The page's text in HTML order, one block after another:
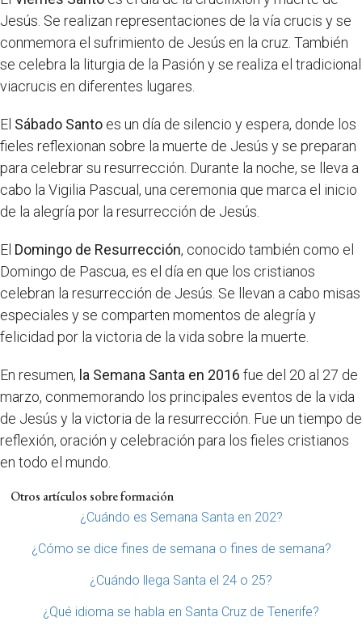
Jesús. Se realizan representaciones de la vía crucis y se
conmemora el sufrimiento de Jesús en la cruz. También
se celebra la liturgia de la Pasión y se realiza el tradicional
viacrucis en diferentes lugares.
El Sábado Santo es un día de silencio y espera, donde los
fieles reflexionan sobre la muerte de Jesús y se preparan
para celebrar su resurrección. Durante la noche, se lleva a
cabo la Vigilia Pascual, una ceremonia que marca el inicio
de la alegría por la resurrección de Jesús.
El Domingo de Resurrección, conocido también como el
Domingo de Pascua, es el día en que los cristianos
celebran la resurrección de Jesús. Se llevan a cabo misas
especiales y se comparten momentos de alegría y
felicidad por la victoria de la vida sobre la muerte.
En resumen, la Semana Santa en 2016 fue del 20 al 27 de
marzo, conmemorando los principales eventos de la vida
de Jesús y la victoria de la resurrección. Fue un tiempo de
reflexión, oración y celebración para los fieles cristianos
en todo el mundo.
Otros artículos sobre formación
¿Cuándo es Semana Santa en 202?
¿Cómo se dice fines de semana o fines de semana?
¿Cuándo llega Santa el 24 o 25?
¿Qué idioma se habla en Santa Cruz de Tenerife?